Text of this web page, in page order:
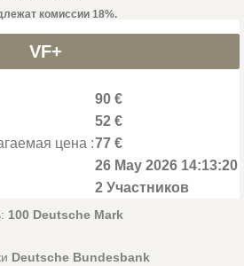
комиссии 18%.
VF+
90 €
52 €
цена :77 €
26 May 2026 14:13:20
2 Участников
100 Deutsche Mark
Deutsche Bundesbank